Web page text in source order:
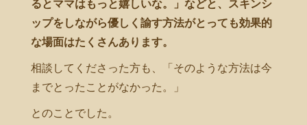
るとママはもっと嬉しいな。」などと、スキンシ
ップをしながら優しく諭す方法がとっても効果的
な場面はたくさんあります。
相談してくださった方も、「そのような方法は今
までとったことがなかった。」
とのことでした。